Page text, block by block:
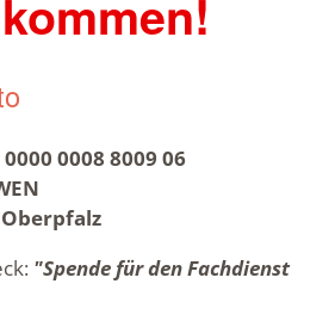
0000 0008 8009 06
"Spende für den Fachdienst